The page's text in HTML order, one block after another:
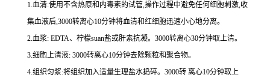
1.血清:使用不含热原和内毒素的试管,操作过程中避免任何细胞刺激,收
集血液后,3000转离心10分钟将血清和红细胞迅速小心地分离。
2.血浆: EDTA、柠檬suan盐或肝素抗凝。 3000转离心30分钟取上清。
3.细胞上清液: 3000转离心10分钟去除颗粒和聚合物。
4.组织匀浆:将组织加入适量生理盐水捣碎。 3000转 离心10分钟取上